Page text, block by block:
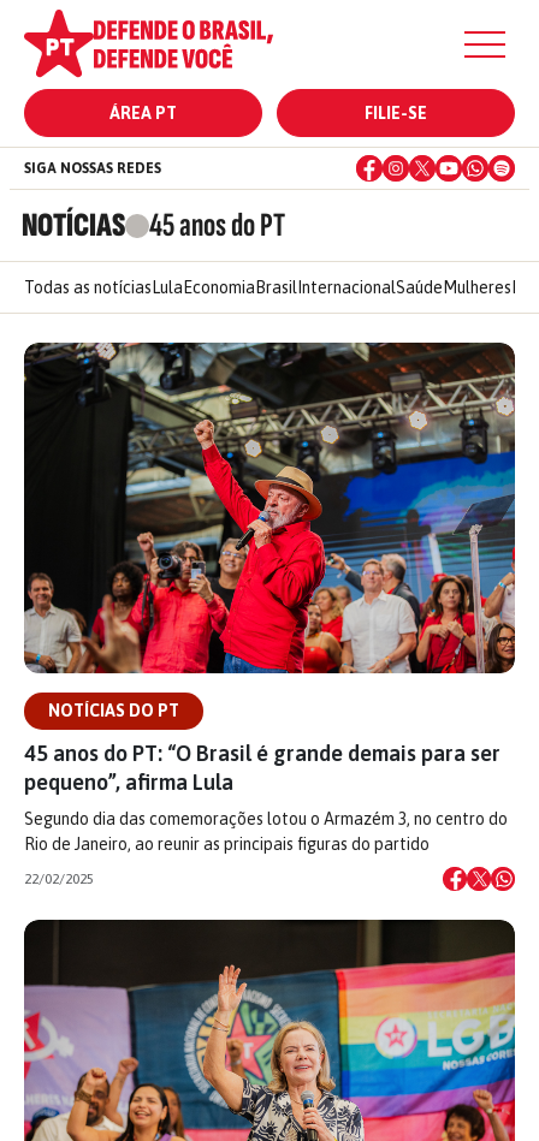
ÁREA PT FILIE-SE
NOTÍCIAS 45 anos do PT
SIGA NOSSAS REDES
Todas as notícias Lula Economia Brasil InternacionalSaúde Mulheres
NOTÍCIAS DO PT
45 anos do PT: “O Brasil é grande demais para ser
pequeno”, afirma Lula
Segundo dia das comemorações lotou o Armazém 3, no centro do
Rio de Janeiro, ao reunir as principais figuras do partido
22/02/2025